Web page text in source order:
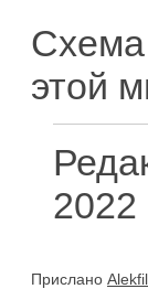
Схема
этой
2022
Прислано